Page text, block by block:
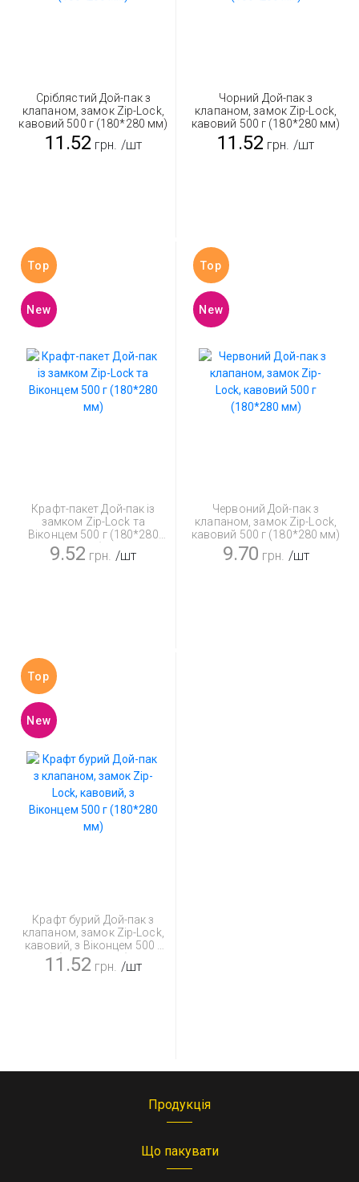
Сріблястий Дой-пак з
клапаном, замок Zip-Lock,
кавовий 500 г (180*280 мм)
11.52 грн. /шт
Чорний Дой-пак з
клапаном, замок Zip-Lock,
кавовий 500 г (180*280 мм)
11.52 грн. /шт
Top
New
Крафт-пакет Дой-пак із
замком Zip-Lock та
Віконцем 500 г (180*280
мм)
9.52 грн. /шт
Top
New
Червоний Дой-пак з
клапаном, замок Zip-Lock,
кавовий 500 г (180*280 мм)
9.70 грн. /шт
Top
New
Крафт бурий Дой-пак з
клапаном, замок Zip-Lock,
кавовий, з Віконцем 500 г
(180*280 мм)
11.52 грн. /шт
Продукція
Що пакувати